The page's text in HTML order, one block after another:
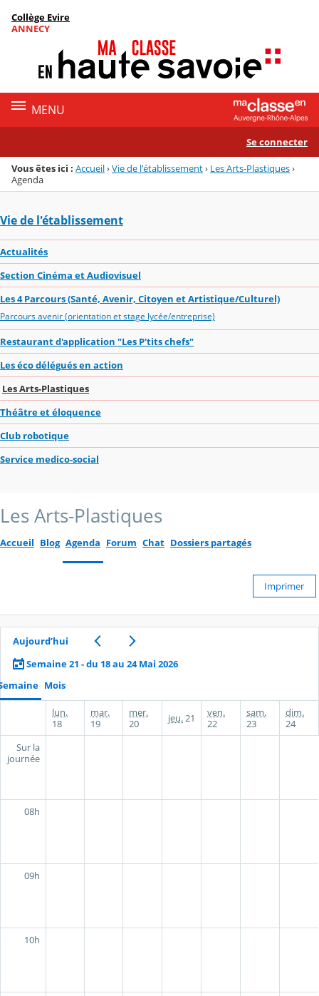
Menu de la rubrique
Contenu
Collège Evire
ANNECY
MENU
Se connecter
Vous êtes ici : Accueil›Vie de l'établissement› Les Arts-Plastiques›
Agenda
Vie de l'établissement
Actualités
Section Cinéma et Audiovisuel
Les 4 Parcours (Santé, Avenir, Citoyen et Artistique/Culturel)
Parcours avenir (orientation et stage lycée/entreprise)
Restaurant d'application "Les P'tits chefs"
Les éco délégués en action
Les Arts-Plastiques
Théâtre et éloquence
Club robotique
Service medico-social
Les Arts-Plastiques
Accueil Blog Agenda Forum Chat Dossiers partagés
Imprimer
Aujourd’hui
Semaine 21 - du 18 au 24 Mai 2026
Mois
lun.
18
mar.
19
mer.
20
jeu.21
ven.
22
sam.
23
dim.
24
Sur la
journée
08h
09h
10h